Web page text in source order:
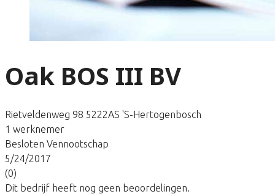
Oak BOS III BV
Rietveldenweg 98 5222AS 'S-Hertogenbosch
1 werknemer
Besloten Vennootschap
5/24/2017
(0)
Dit bedrijf heeft nog geen beoordelingen.